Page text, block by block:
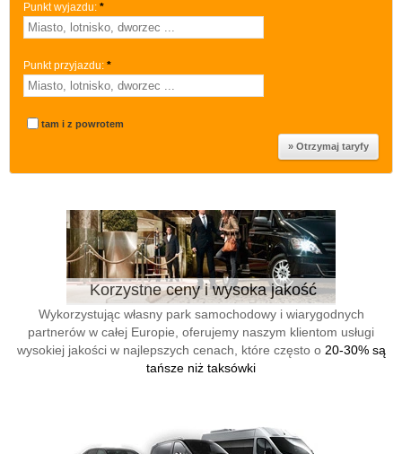
Punkt wyjazdu: *
Punkt przyjazdu: *
tam i z powrotem
Korzystne ceny i wysoka jakość
Wykorzystując własny park samochodowy i wiarygodnych
partnerów w całej Europie, oferujemy naszym klientom usługi
wysokiej jakości w najlepszych cenach, które często o 20-30% są
tańsze niż taksówki